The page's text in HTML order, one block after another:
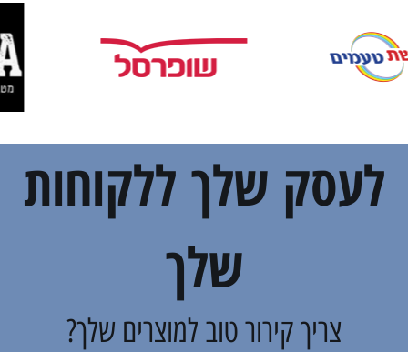
לעסק שלך ללקוחות
שלך
צריך קירור טוב למוצרים שלך?